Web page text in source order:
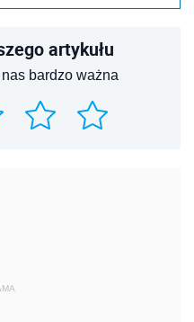
artykułu
bardzo ważna